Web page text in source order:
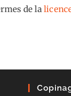
de la